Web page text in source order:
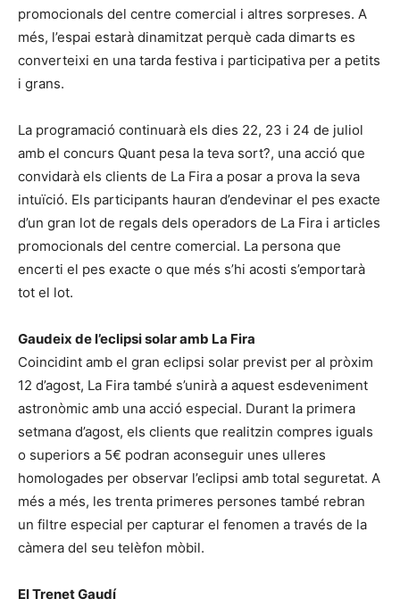
promocionals del centre comercial i altres sorpreses. A
més, l’espai estarà dinamitzat perquè cada dimarts es
converteixi en una tarda festiva i participativa per a petits
i grans.
La programació continuarà els dies 22, 23 i 24 de juliol
amb el concurs Quant pesa la teva sort?, una acció que
convidarà els clients de La Fira a posar a prova la seva
intuïció. Els participants hauran d’endevinar el pes exacte
d’un gran lot de regals dels operadors de La Fira i articles
promocionals del centre comercial. La persona que
encerti el pes exacte o que més s’hi acosti s’emportarà
tot el lot.
Gaudeix de l’eclipsi solar amb La Fira
Coincidint amb el gran eclipsi solar previst per al pròxim
12 d’agost, La Fira també s’unirà a aquest esdeveniment
astronòmic amb una acció especial. Durant la primera
setmana d’agost, els clients que realitzin compres iguals
o superiors a 5€ podran aconseguir unes ulleres
homologades per observar l’eclipsi amb total seguretat. A
més a més, les trenta primeres persones també rebran
un filtre especial per capturar el fenomen a través de la
càmera del seu telèfon mòbil.
El Trenet Gaudí